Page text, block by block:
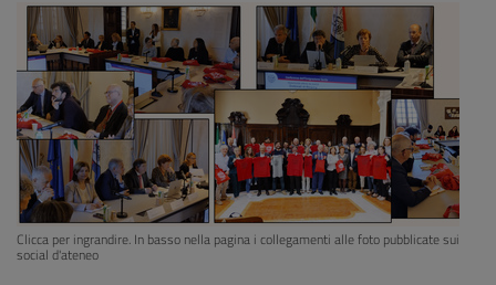
Clicca per ingrandire. In basso nella pagina i collegamenti alle foto pubblicate sui
social d'ateneo